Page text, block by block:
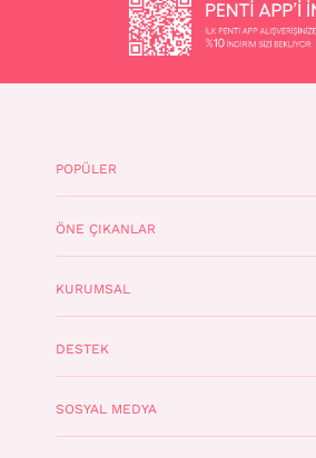
POPÜLER
ÖNE ÇIKANLAR
KURUMSAL
DESTEK
SOSYAL MEDYA